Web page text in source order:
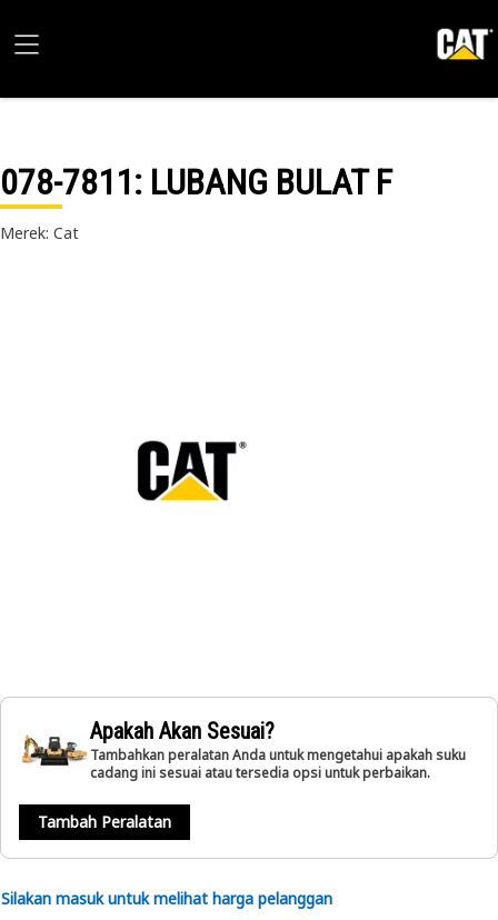
078-7811: LUBANG BULAT F
Merek: Cat
Apakah Akan Sesuai?
Tambahkan peralatan Anda untuk mengetahui apakah suku
cadang ini sesuai atau tersedia opsi untuk perbaikan.
Tambah Peralatan
Silakan masuk untuk melihat harga pelanggan